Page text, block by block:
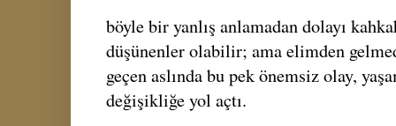
böyle bir yanlış anlamadan dolayı
düşünenler olabilir; ama elimden
geçen aslında bu pek önemsiz olay,
değişikliğe yol açtı.